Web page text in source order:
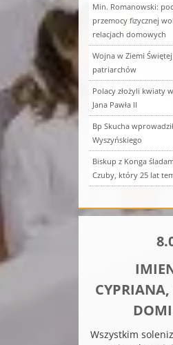
Min. Romanowski:
przemocy fizycznej
relacjach domowych
Wojna w Ziemi Świętej
patriarchów
Polacy złożyli kwiaty
Jana Pawła II
Bp Skucha
Wyszyńskiego
Biskup z Konga
Czuby, który 25 lat
Wszystkim